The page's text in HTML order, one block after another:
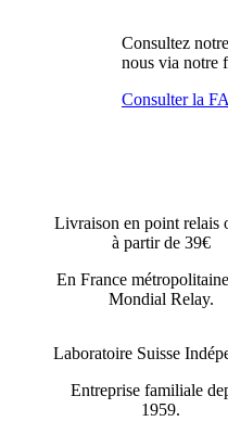
Consultez
nous via notre
Consulter la
Livraison en point relais
à partir de 39€
En France
Mondial Relay.
Laboratoire Suisse
Entreprise familiale
1959.